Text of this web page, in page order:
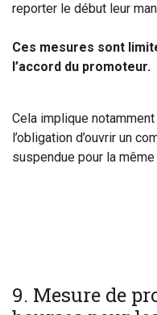
reporter le début leur
Ces mesures sont
l’accord du promoteur.
Cela implique
l’obligation d’ouvrir un
suspendue pour la même
9. Mesure de